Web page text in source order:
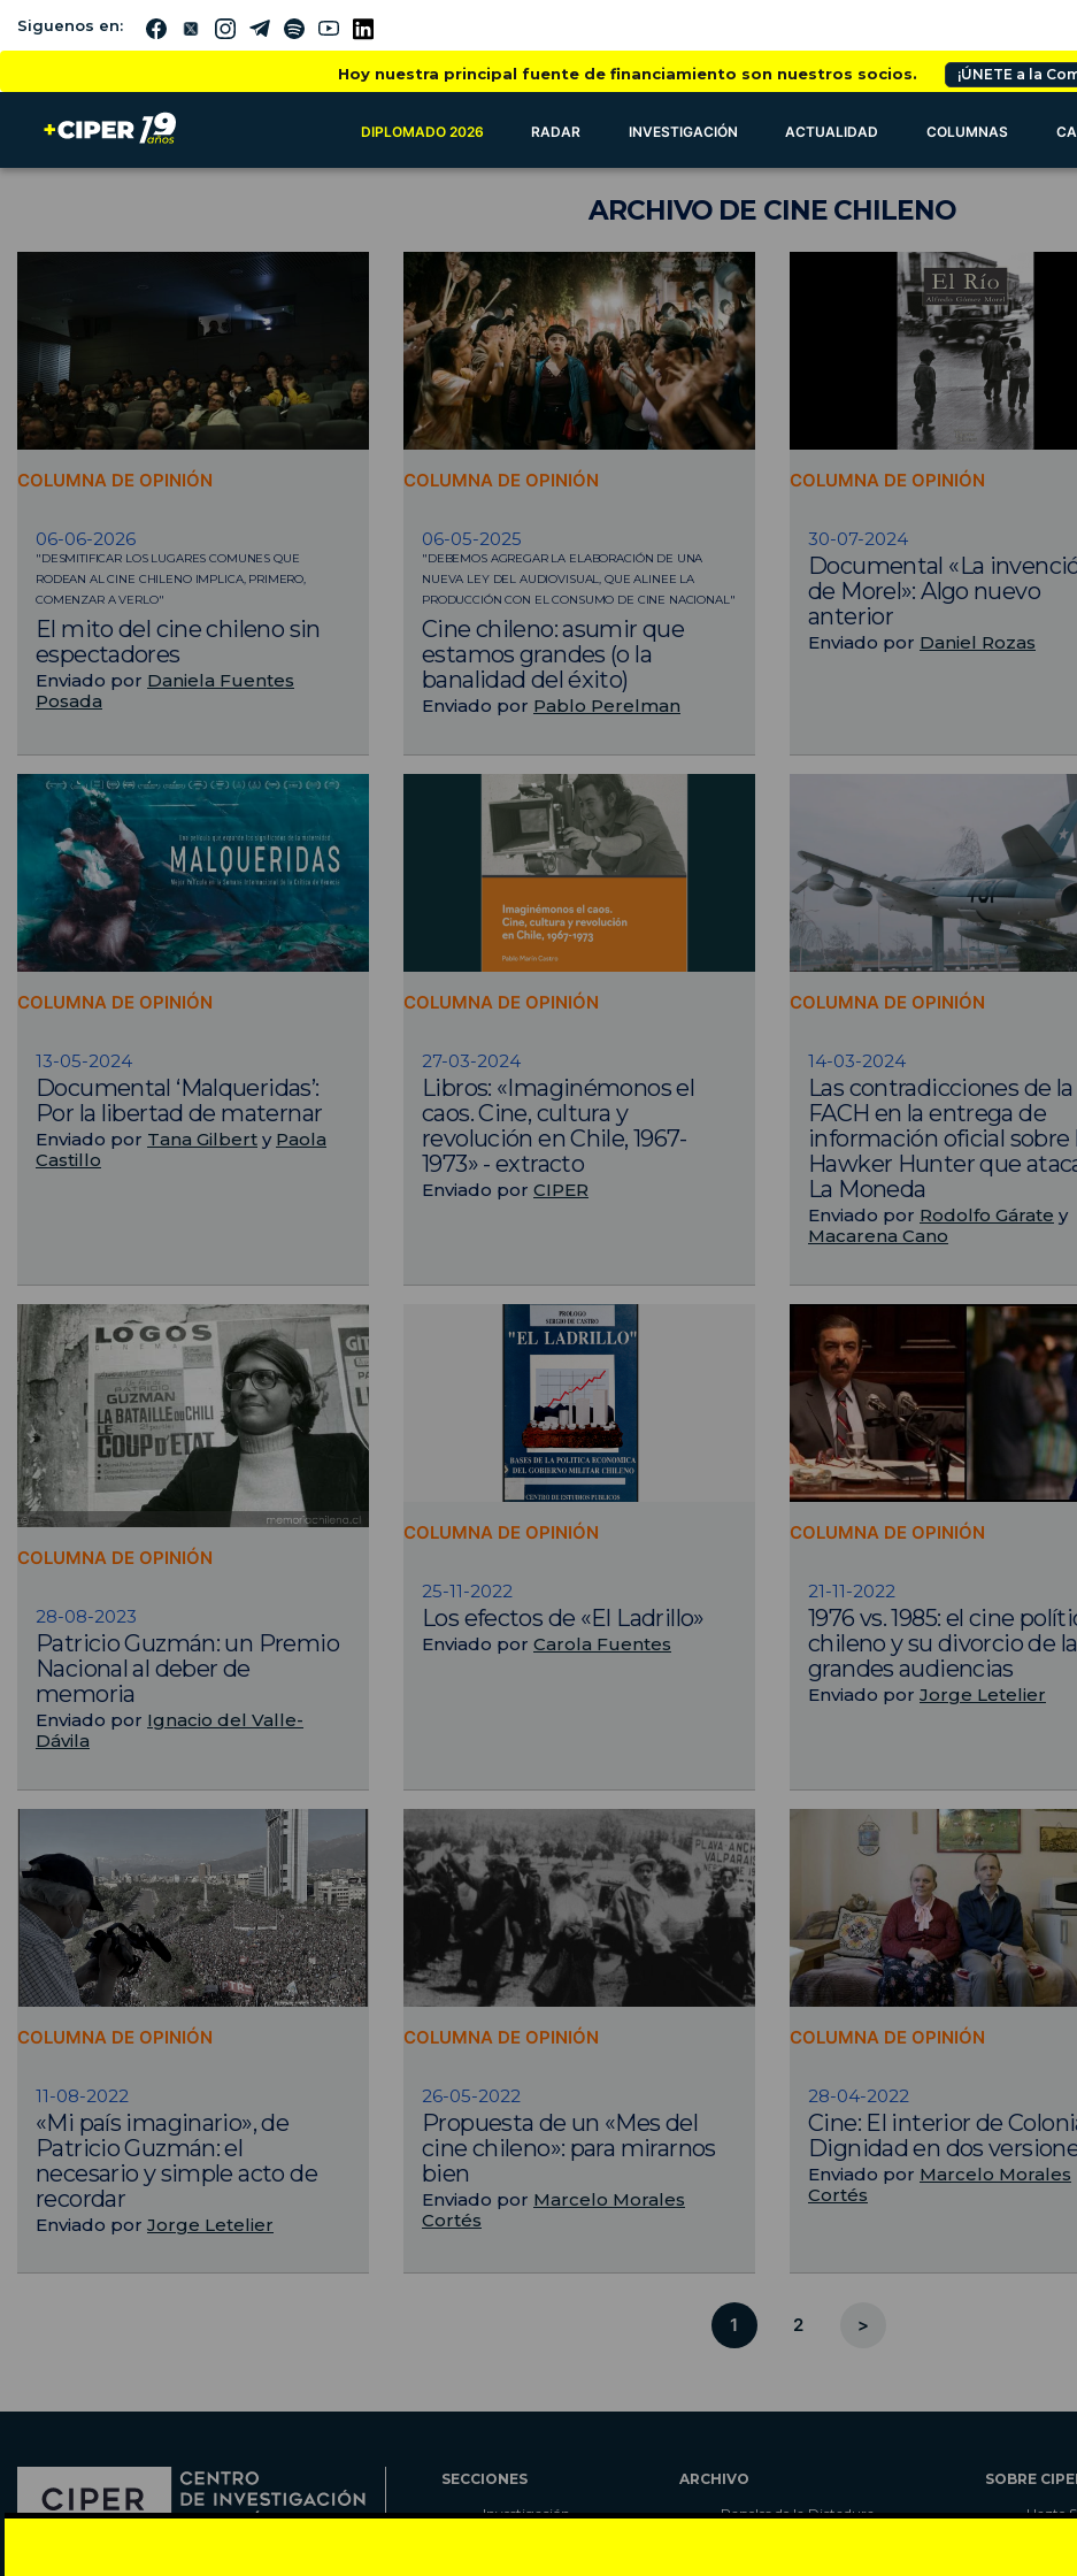
Siguenos en:
Hoy nuestra principal fuente de financiamiento son nuestros socios. ¡ÚNETE a la
DIPLOMADO 2026 RADAR INVESTIGACIÓN ACTUALIDAD COLUMNAS
ARCHIVODE CINE CHILENO
COLUMNA DE OPINIÓN
06-06-2026
"DESMITIFICAR LOS LUGARES COMUNES QUE
RODEAN AL CINE CHILENO IMPLICA, PRIMERO,
COMENZAR A VERLO"
El mito del cine chileno sin
espectadores
Enviado por Daniela Fuentes
Posada
COLUMNA DE OPINIÓN
06-05-2025
"DEBEMOS AGREGAR LA ELABORACIÓN DE UNA
NUEVA LEY DEL AUDIOVISUAL, QUE ALINEE LA
PRODUCCIÓN CON EL CONSUMO DE CINE NACIONAL"
Cine chileno: asumir que
estamos grandes (o la
banalidad del éxito)
Enviado por Pablo Perelman
COLUMNA DE OPINIÓN
30-07-2024
Documental «La
de Morel»: Algo nuevo
anterior
Enviado por Daniel Rozas
COLUMNA DE OPINIÓN
13-05-2024
Documental ‘Malqueridas’:
Por la libertad de maternar
Enviado por Tana Gilbert y Paola
Castillo
COLUMNA DE OPINIÓN
27-03-2024
Libros: «Imaginémonos el
caos. Cine, cultura y
revolución en Chile, 1967-
1973» - extracto
Enviado por CIPER
COLUMNA DE OPINIÓN
14-03-2024
Las contradicciones de la
FACH en la entrega de
información oficial sobre
Hawker Hunter que
La Moneda
Enviado por Rodolfo Gárate y
Macarena Cano
COLUMNA DE OPINIÓN
28-08-2023
Patricio Guzmán: un Premio
Nacional al deber de
memoria
Enviado por Ignacio del Valle-
Dávila
COLUMNA DE OPINIÓN
25-11-2022
Los efectos de «El Ladrillo»
Enviado por Carola Fuentes
COLUMNA DE OPINIÓN
21-11-2022
1976 vs. 1985: el cine
chileno y su divorcio de
grandes audiencias
Enviado por Jorge Letelier
COLUMNA DE OPINIÓN
11-08-2022
«Mi país imaginario», de
Patricio Guzmán: el
necesario y simple acto de
recordar
Enviado por Jorge Letelier
COLUMNA DE OPINIÓN
26-05-2022
Propuesta de un «Mes del
cine chileno»: para mirarnos
bien
Enviado por Marcelo Morales
Cortés
COLUMNA DE OPINIÓN
28-04-2022
Cine: El interior de
Dignidad en dos
Enviado por Marcelo Morales
Cortés
1 2 >
SECCIONES
Investigación
ARCHIVO
Papeles de la Dictadura
SOBRE
Hazte